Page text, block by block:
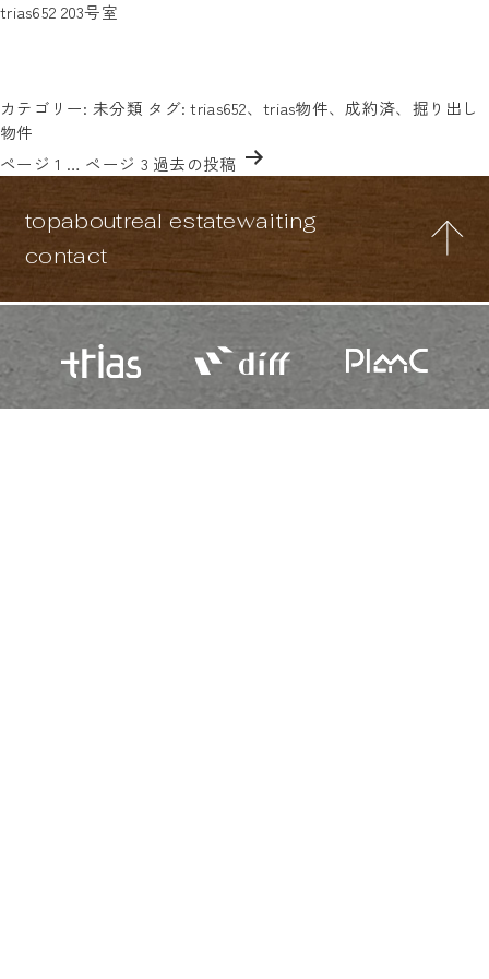
タグ:trias652
trias652 203号室
お洒落なデザイナーズ物件！一人暮らしにぴったりなワンルーム
カテゴリー: 未分類 タグ:trias652、trias物件、 成約済、 掘り出し
物件
投
稿
送
ページ 1 … ページ 3 過去の投稿
topaboutreal estatewaiting
contact